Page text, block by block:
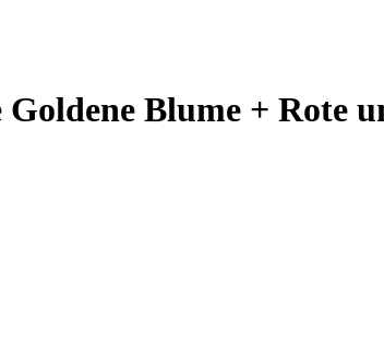
Blume + Rote